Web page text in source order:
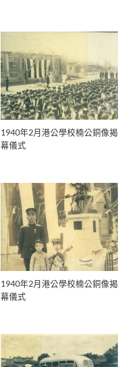
1940年2月港公學校楠公銅像揭
幕儀式
1940年2月港公學校楠公銅像揭
幕儀式